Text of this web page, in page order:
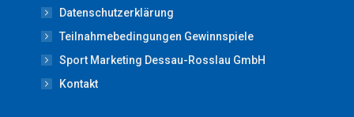
new
window
new
window
new
window
new
window
new
window
Datenschutzerklärung
Teilnahmebedingungen Gewinnspiele
Sport Marketing Dessau-Rosslau GmbH
Kontakt